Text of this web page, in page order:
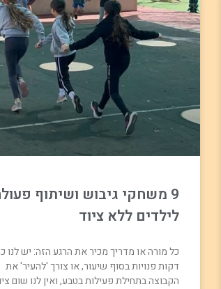
9 משחקי גיבוש ושיתוף
לילדים ללא ציוד
כל מורה או מדריך מכיר את הרגע הזה: יש לנו
דקות פנויות בסוף שיעור, או צורך 'להעיר' את
הקבוצה בתחילת פעילות בטבע, ואין לנו שום